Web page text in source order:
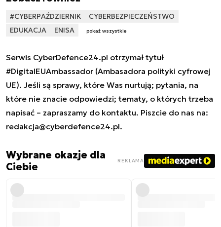
#CYBERPAŹDZIERNIK
CYBERBEZPIECZEŃSTWO
EDUKACJA
ENISA pokaż wszystkie
Serwis CyberDefence24.pl otrzymał tytuł
#DigitalEUAmbassador (Ambasadora polityki cyfrowej
UE). Jeśli są sprawy, które Was nurtują; pytania, na
które nie znacie odpowiedzi; tematy, o których trzeba
napisać – zapraszamy do kontaktu. Piszcie do nas na:
redakcja@cyberdefence24.pl.
Wybrane okazje dla
Ciebie
REKLAMA